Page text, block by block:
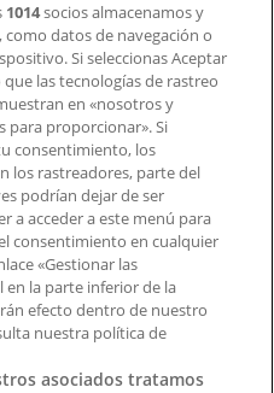
marketing
el mapa
en la web o en la
1014socios almacenamos y
datos de navegación o
Si seleccionas Aceptar
las tecnologías de rastreo
en «nosotros y
para proporcionar». Si
consentimiento, los
los rastreadores, parte del
podrían dejar de ser
a acceder a este menú para
consentimiento en cualquier
«Gestionar las
en la parte inferior de la
efecto dentro de nuestro
nuestra política de
asociados tratamos